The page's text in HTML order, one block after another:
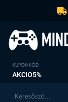
KUPONKÓD
AKCIO5%